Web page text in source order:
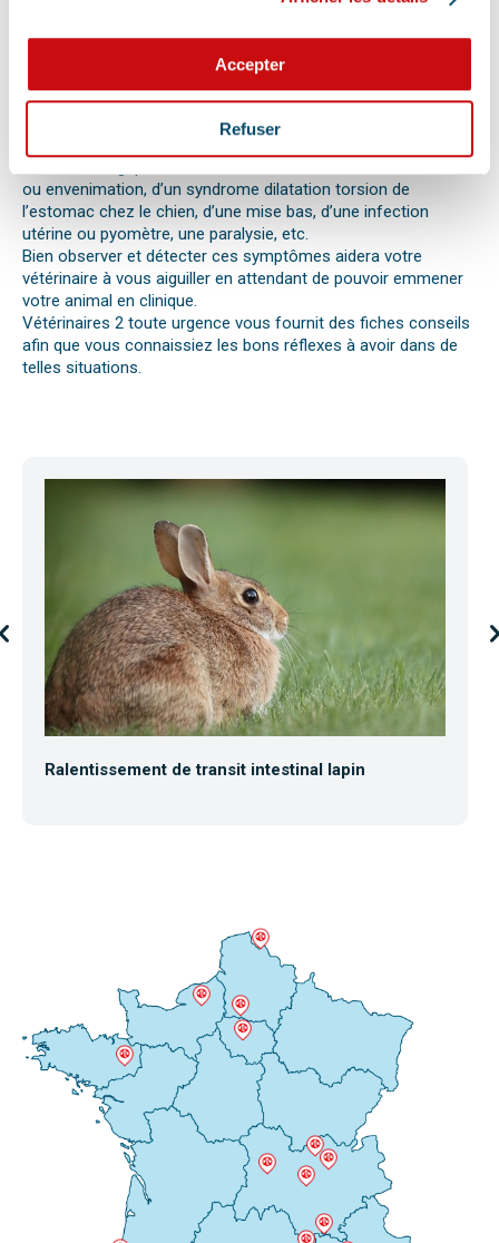
Accepter
Refuser
vomissements, constipations ou diarrhées, une blessure, une
perte d’appétit soudaine sont autant de signes visibles que
votre chat, chien ou autre nouvel animal de compagnie ne va
pas bien.
Différentes causes peuvent être à l’origine d’une urgence pour
ou envenimation, d’un syndrome dilatation torsion de
l’estomac chez le chien, d’une mise bas, d’une infection
utérine ou pyomètre, une paralysie, etc.
Bien observer et détecter ces symptômes aidera votre
vétérinaire à vous aiguiller en attendant de pouvoir emmener
votre animal en clinique.
Vétérinaires 2 toute urgence vous fournit des fiches conseils
afin que vous connaissiez les bons réflexes à avoir dans de
telles situations.
Ralentissement de transit intestinal lapin